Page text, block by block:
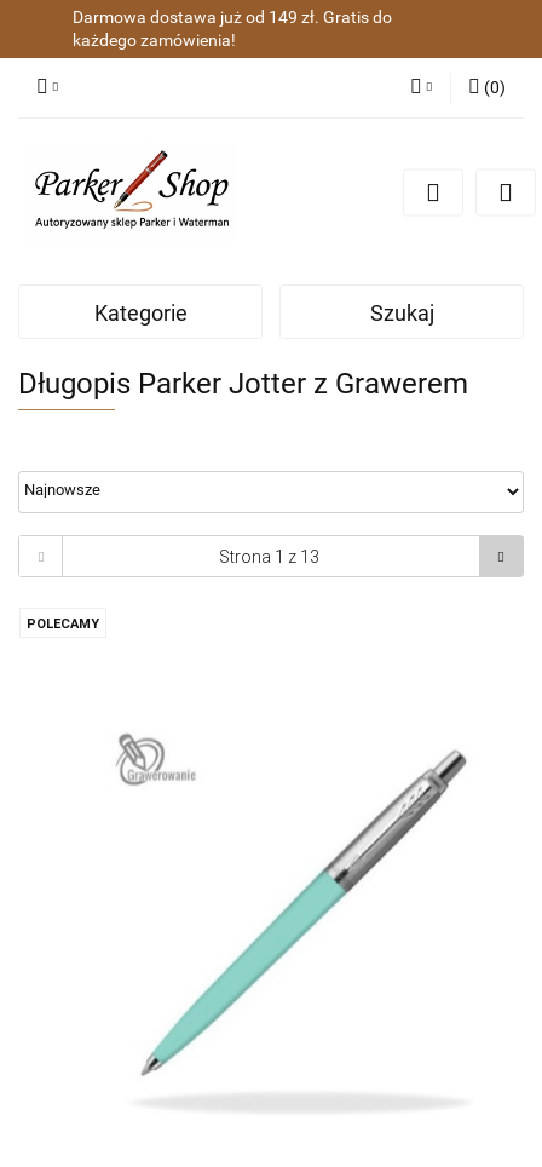
Darmowa dostawa już od 149 zł. Gratis do
każdego zamówienia!
Zarejestruj się
(0)
Kategorie Szukaj
Długopis Parker Jotter z Grawerem
POLECAMY